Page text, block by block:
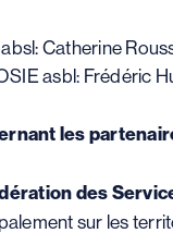
Catherine
asbl: Frédéric
les
des
sur les